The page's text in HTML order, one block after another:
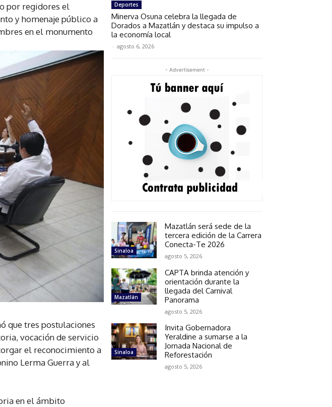
por regidores el
y homenaje público a
en el monumento
que tres postulaciones
vocación de servicio
el reconocimiento a
Lerma Guerra y al
en el ámbito
Deportes
Minerva Osuna celebra la llegada de
Dorados a Mazatlán y destaca su impulso a
la economía local
- agosto 6, 2026
- Advertisement -
Sinaloa
Mazatlán será sede de la
tercera edición de la Carrera
Conecta-Te 2026
agosto 5, 2026
Mazatlán
CAPTA brinda atención y
orientación durante la
llegada del Carnival
Panorama
agosto 5, 2026
Sinaloa
Invita Gobernadora
Yeraldine a sumarse a la
Jornada Nacional de
Reforestación
agosto 5, 2026